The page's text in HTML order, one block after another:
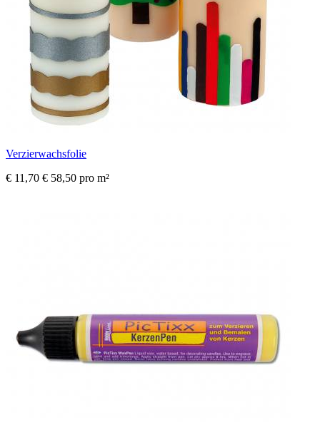
Verzierwachsfolie
€ 11,70 € 58,50 pro m²